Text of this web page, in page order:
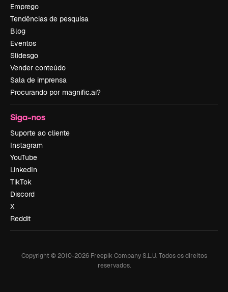
Emprego
Tendências de pesquisa
Blog
Eventos
Slidesgo
Vender conteúdo
Sala de imprensa
Procurando por magnific.ai?
Siga-nos
Suporte ao cliente
Instagram
YouTube
LinkedIn
TikTok
Discord
X
Reddit
Copyright © 2010-2026Freepik Company S.L.U. Todos os direitos
reservados.